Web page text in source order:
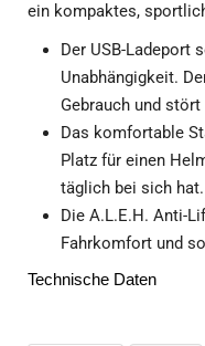
ein kompaktes,
Der USB-Ladeport
Unabhängigkeit.
Gebrauch und
Das komfortable
Platz für einen
täglich bei sich hat.
Die A.L.E.H. Anti-
Fahrkomfort und
Technische Daten